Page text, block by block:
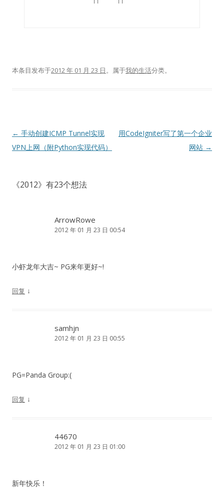
本条目发布于2012 年 01 月 23 日。属于我的生活分类。
文
章
← 手动创建ICMP Tunnel实现
VPN上网（附Python实现代码）
用CodeIgniter写了第一个企业
网站 →
《2012》有23个想法
ArrowRowe
2012 年 01 月 23 日 00:54
小虾龙年大吉~ PG来年更好~!
回复 ↓
samhjn
2012 年 01 月 23 日 00:55
PG=Panda Group:(
回复 ↓
44670
2012 年 01 月 23 日 01:00
新年快乐！